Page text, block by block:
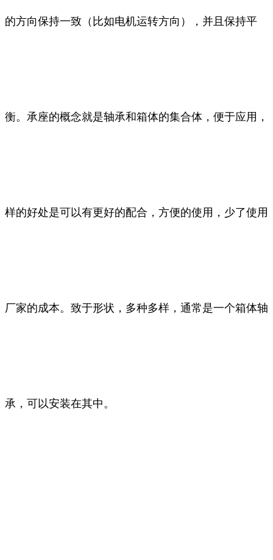
的方向保持一致（比如电机运转方向），并且保持平
衡。承座的概念就是轴承和箱体的集合体，便于应用，
样的好处是可以有更好的配合，方便的使用，少了使用
厂家的成本。致于形状，多种多样，通常是一个箱体轴
承，可以安装在其中。